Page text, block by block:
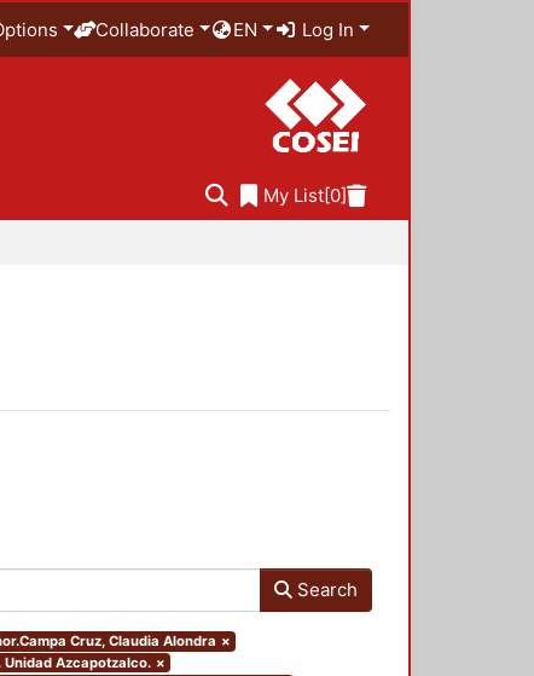
Collaborate EN Log In
My List[0]
Search
Cruz, Claudia Alondra ×
Azcapotzalco. ×